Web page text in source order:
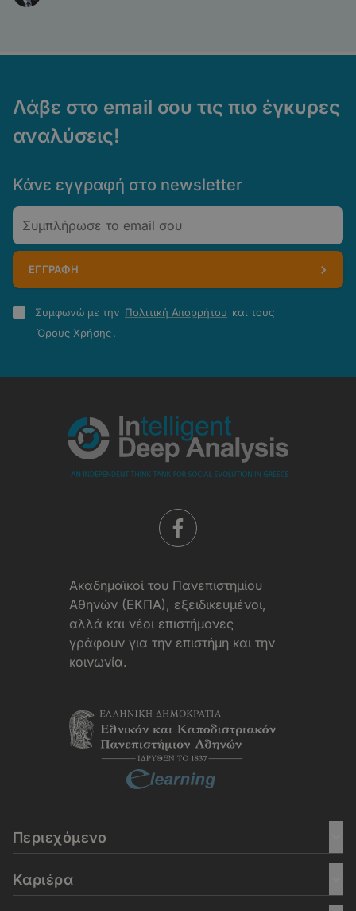
Λάβε στο email σου τις πιο έγκυρες
αναλύσεις!
Κάνε εγγραφή στο newsletter
Email
ΕΓΓΡΑΦΗ
Πολιτική
Απορρήτου
Συμφωνώ με την Πολιτική Απορρήτου και τους
Όρους Χρήσης.
Aκαδημαϊκοί του Πανεπιστημίου
Αθηνών (ΕΚΠΑ), εξειδικευμένοι,
αλλά και νέοι επιστήμονες
γράφουν για την επιστήμη και την
κοινωνία.
Περιεχόμενο
Καριέρα